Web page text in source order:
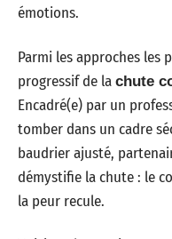
émotions.
Parmi les approches les
progressif de la chute
Encadré(e) par un
tomber dans un cadre
baudrier ajusté,
démystifie la chute : le
la peur recule.